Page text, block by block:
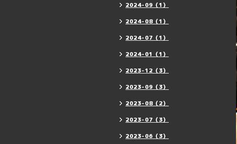
2024-09（1）
2024-08（1）
2024-07（1）
2024-01（1）
2023-12（3）
2023-09（3）
2023-08（2）
2023-07（3）
2023-06（3）